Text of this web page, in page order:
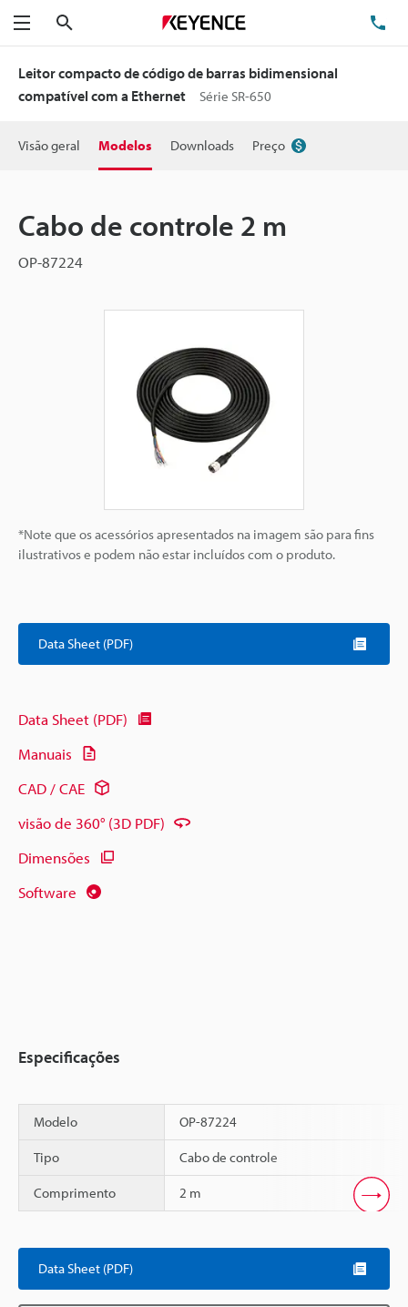
Menu
Leitor compacto de código de barras bidimensional
compatível com a Ethernet
Série SR-650
Visão geral Modelos Downloads Preço
Cabo de controle 2 m
OP-87224
*Note que os acessórios apresentados na imagem são para fins
ilustrativos e podem não estar incluídos com o produto.
Data Sheet (PDF)
Data Sheet (PDF)
Manuais
CAD / CAE
visão de 360° (3D PDF)
Dimensões
Software
Especificações
Modelo OP-87224
Tipo Cabo de controle
Comprimento 2 m
Data Sheet (PDF)